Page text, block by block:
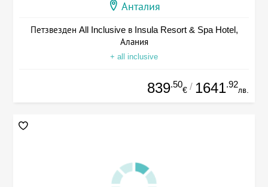
Анталия
Петзвезден All Inclusive в Insula Resort & Spa Hotel,
Алания
+ all inclusive
839.50
€ / 1641.92
лв.